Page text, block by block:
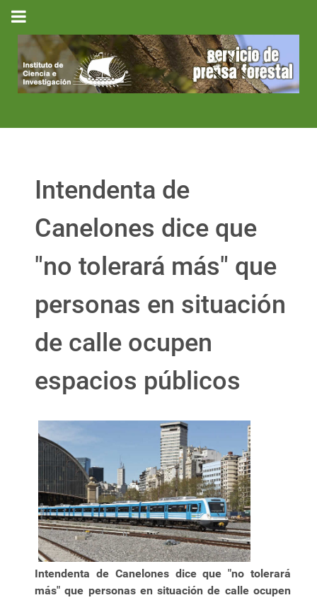
Intendenta de
Canelones dice que
"no tolerará más" que
personas en situación
de calle ocupen
espacios públicos
Intendenta de Canelones dice que "no tolerará
más" que personas en situación de calle ocupen